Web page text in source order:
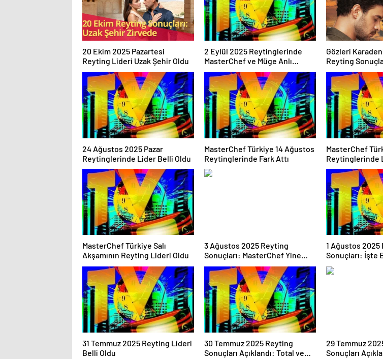
20 Ekim 2025 Pazartesi
Reyting Lideri Uzak Şehir Oldu
2 Eylül 2025 Reytinglerinde
MasterChef ve Müge Anlı
Zirvede
Gözleri
Reyting
24 Ağustos 2025 Pazar
Reytinglerinde Lider Belli Oldu
MasterChef Türkiye 14 Ağustos
Reytinglerinde Fark Attı
MasterChef
Reytinglerinde
Sürdürdü
MasterChef Türkiye Salı
Akşamının Reyting Lideri Oldu
3 Ağustos 2025 Reyting
Sonuçları: MasterChef Yine
Zirvede
1 Ağustos 2025
Sonuçları: İşte
10 Program
31 Temmuz 2025 Reyting Lideri
Belli Oldu
30 Temmuz 2025 Reyting
Sonuçları Açıklandı: Total ve
29 Temmuz
Sonuçları